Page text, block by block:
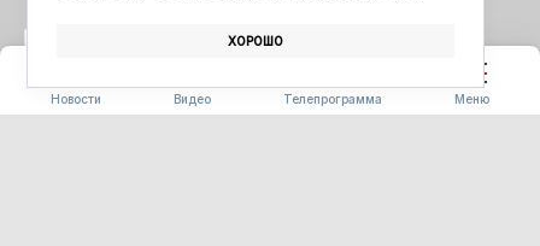
Новости Видео Телепрограмма Меню
ЮРИЙ ТРУТНЕВ
ХОРОШО